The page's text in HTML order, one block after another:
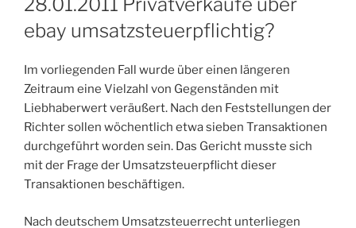
ebay umsatzsteuerpflichtig?
Im vorliegenden Fall wurde über einen längeren
Zeitraum eine Vielzahl von Gegenständen mit
Liebhaberwert veräußert. Nach den Feststellungen der
Richter sollen wöchentlich etwa sieben Transaktionen
durchgeführt worden sein. Das Gericht musste sich
mit der Frage der Umsatzsteuerpflicht dieser
Transaktionen beschäftigen.
Nach deutschem Umsatzsteuerrecht unterliegen